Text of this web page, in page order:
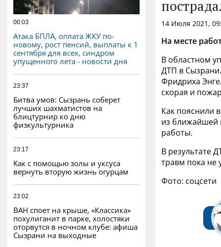
00:03
Атака БПЛА, оплата ЖКУ по-
новому, рост пенсий, выплаты к 1
сентября для всех, синдром
упущенного лета - новости дня
23:37
Битва умов: Сызрань соберет
лучших шахматистов на
блицтурнир ко дню
физкультурника
23:17
Как с помощью золы и уксуса
вернуть вторую жизнь огурцам
23:02
ВАН споет на крыше, «Классика»
похулиганит в парке, холостяки
оторвутся в ночном клубе: афиша
Сызрани на выходные
14 Июля 2021,
На месте
В областном
ДТП в Сызрани.
Фридриха
скорая и
Как пояснили
из ближайшей
работы.
В результате
травм пока не
Фото: соцсети